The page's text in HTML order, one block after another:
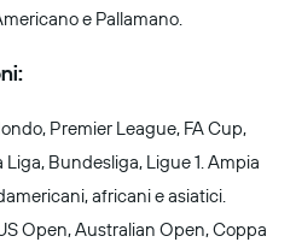
e Pallamano.
Premier League, FA Cup,
Bundesliga, Ligue 1. Ampia
africani e asiatici.
Open, Australian Open, Coppa